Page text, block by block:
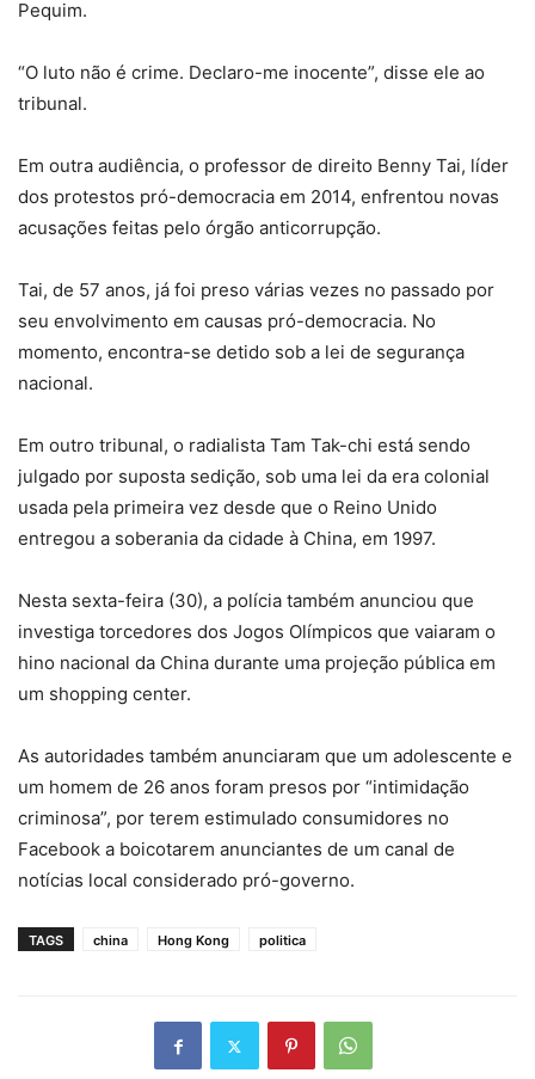
Pequim.
“O luto não é crime. Declaro-me inocente”, disse ele ao
tribunal.
Em outra audiência, o professor de direito Benny Tai, líder
dos protestos pró-democracia em 2014, enfrentou novas
acusações feitas pelo órgão anticorrupção.
Tai, de 57 anos, já foi preso várias vezes no passado por
seu envolvimento em causas pró-democracia. No
momento, encontra-se detido sob a lei de segurança
nacional.
Em outro tribunal, o radialista Tam Tak-chi está sendo
julgado por suposta sedição, sob uma lei da era colonial
usada pela primeira vez desde que o Reino Unido
entregou a soberania da cidade à China, em 1997.
Nesta sexta-feira (30), a polícia também anunciou que
investiga torcedores dos Jogos Olímpicos que vaiaram o
hino nacional da China durante uma projeção pública em
um shopping center.
As autoridades também anunciaram que um adolescente e
um homem de 26 anos foram presos por “intimidação
criminosa”, por terem estimulado consumidores no
Facebook a boicotarem anunciantes de um canal de
notícias local considerado pró-governo.
TAGS china Hong Kong politica